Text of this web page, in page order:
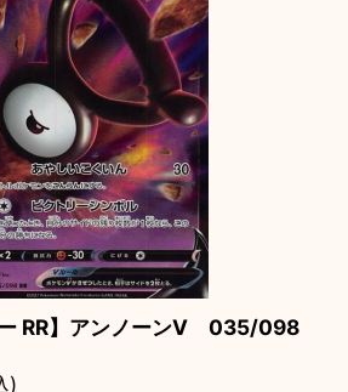
ー RR】アンノーンV 035/098
)